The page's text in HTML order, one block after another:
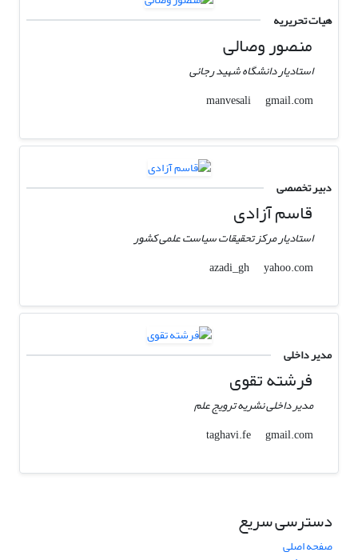
هیات تحریریه
منصور وصالی
استادیار دانشگاه شهید رجائی
manvesali
gmail.com
دبیر تخصصی
قاسم آزادی
استادیار مرکز تحقیقات سیاست علمی کشور
azadi_gh
yahoo.com
مدیر داخلی
فرشته تقوی
مدیر داخلی نشریه ترویج علم
taghavi.fe
gmail.com
دسترسی سریع
صفحه اصلی